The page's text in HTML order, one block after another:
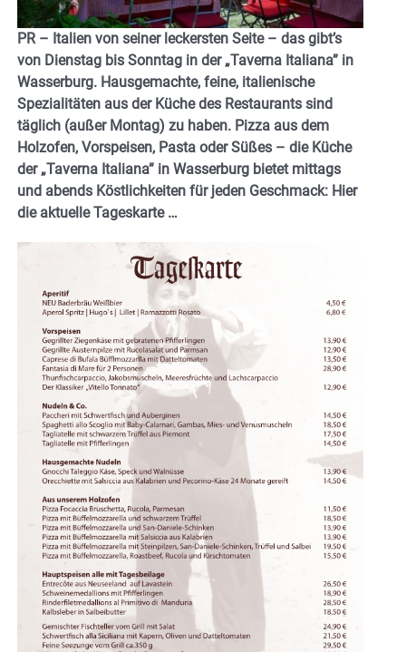
PR – Italien von seiner leckersten Seite – das gibt’s
von Dienstag bis Sonntag in der „Taverna Italiana” in
Wasserburg. Hausgemachte, feine, italienische
Spezialitäten aus der Küche des Restaurants sind
täglich (außer Montag) zu haben. Pizza aus dem
Holzofen, Vorspeisen, Pasta oder Süßes – die Küche
der „Taverna Italiana” in Wasserburg bietet mittags
und abends Köstlichkeiten für jeden Geschmack: Hier
die aktuelle Tageskarte …